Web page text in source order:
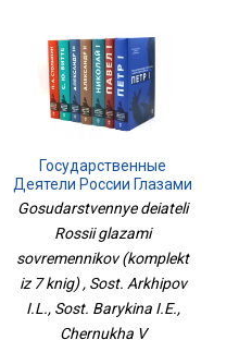
Государственные
Деятели России Глазами
Современников
(комплект Из 7 Книг)
Gosudarstvennye deiateli
Rossii glazami
sovremennikov (komplekt
iz 7 knig) , Sost. Arkhipov
I.L., Sost. Barykina I.E.,
Chernukha V